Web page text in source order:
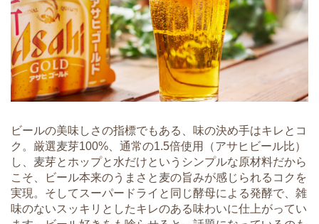
ビールの美味しさの指標でもある、味の決め手はキレとコ
ク。厳選麦芽100%、通常の1.5倍使用（アサヒビール比）
し、麦芽とホップと水だけというシンプルな原材料だから
こそ、ビール本来のうまさと麦の旨みが感じられるコクを
実現。そしてスーパードライと同じ酵母による発酵で、雑
味のないスッキリとしたキレのある味わいに仕上がってい